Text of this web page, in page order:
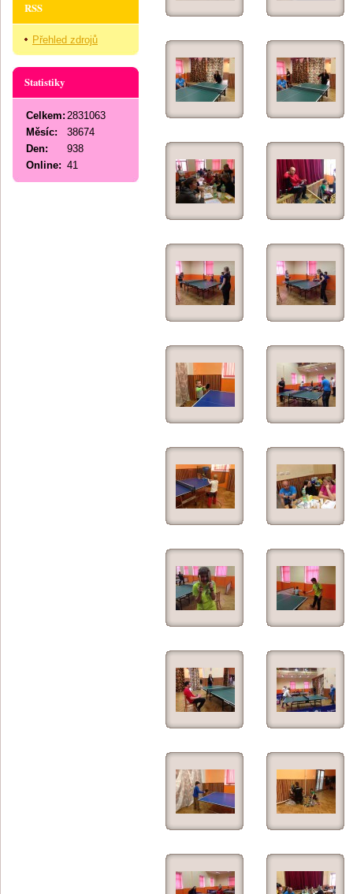
RSS
Přehled zdrojů
Statistiky
Online: 41
Celkem: 2831063
Měsíc:
38674
Den:
938